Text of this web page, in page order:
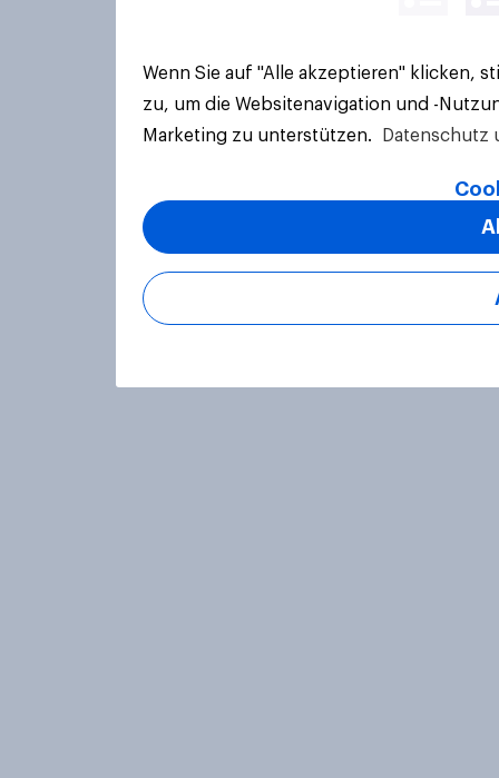
Wenn Sie auf "Alle akzeptieren" klicken,
zu, um die Websitenavigation und -
Marketing zu unterstützen.
Datenschutz